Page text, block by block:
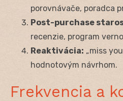
porovnávače, poradca
Post-purchase
recenzie, program
Reaktivácia: „miss
hodnotovým návrhom.
Frekvencia a